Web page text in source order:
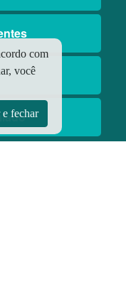
com
você
fechar